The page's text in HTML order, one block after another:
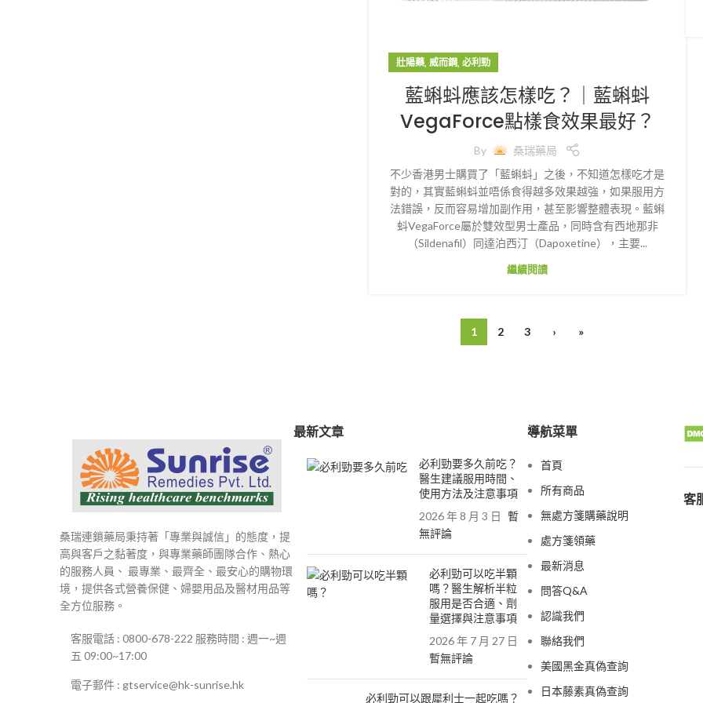
壯陽藥, 威而鋼, 必利勁
藍蝌蚪應該怎樣吃？｜藍蝌蚪
VegaForce點樣食效果最好？
By
桑瑞藥局
不少香港男士購買了「藍蝌蚪」之後，不知道怎樣吃才是
對的，其實藍蝌蚪並唔係食得越多效果越強，如果服用方
法錯誤，反而容易增加副作用，甚至影響整體表現。藍蝌
蚪VegaForce屬於雙效型男士產品，同時含有西地那非
（Sildenafil）同達泊西汀（Dapoxetine），主要...
繼續閱讀
1 2 3 › »
桑瑞連鎖藥局秉持著「專業與誠信」的態度，提
高與客戶之黏著度，與專業藥師團隊合作、熱心
的服務人員、 最專業、最齊全、最安心的購物環
境，提供各式營養保健、婦嬰用品及醫材用品等
全方位服務。
客服電話 : 0800-678-222 服務時間 : 週一~週
五 09:00~17:00
電子郵件 : gtservice@hk-sunrise.hk
最新文章
必利勁要多久前吃？
醫生建議服用時間、
使用方法及注意事項
2026 年 8 月 3 日 暫
無評論
必利勁可以吃半顆
嗎？醫生解析半粒
服用是否合適、劑
量選擇與注意事項
2026 年 7 月 27 日
暫無評論
必利勁可以跟犀利士一起吃嗎？
導航菜單
首頁
所有商品
無處方箋購藥說明
處方箋領藥
最新消息
問答Q&A
認識我們
聯絡我們
美國黑金真偽查詢
日本藤素真偽查詢
客